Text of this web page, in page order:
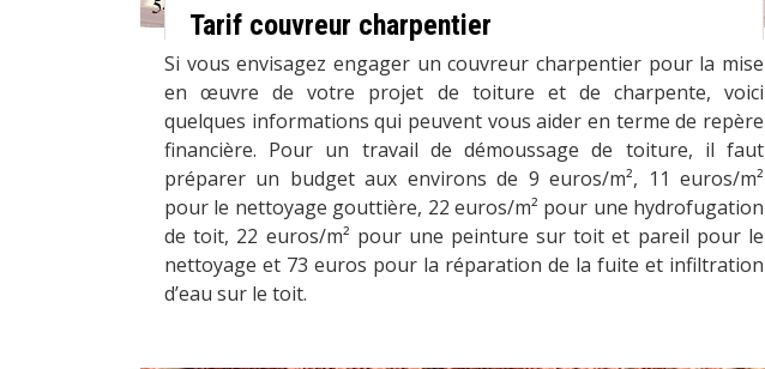
Tarif couvreur charpentier
Si vous envisagez engager un couvreur charpentier pour la mise
en œuvre de votre projet de toiture et de charpente, voici
quelques informations qui peuvent vous aider en terme de repère
financière. Pour un travail de démoussage de toiture, il faut
préparer un budget aux environs de 9 euros/m², 11 euros/m²
pour le nettoyage gouttière, 22 euros/m² pour une hydrofugation
de toit, 22 euros/m² pour une peinture sur toit et pareil pour le
nettoyage et 73 euros pour la réparation de la fuite et infiltration
d’eau sur le toit.